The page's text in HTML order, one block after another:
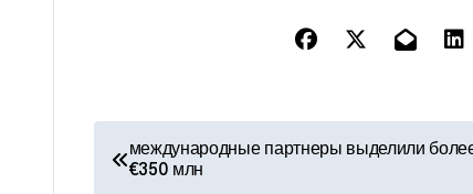
Н
международные партнеры выделили
€350 млн